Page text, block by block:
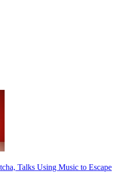
Talks Using Music to Escape